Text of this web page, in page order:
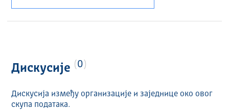
Дискусије 0
Дискусија између организације и заједнице око овог
скупа података.